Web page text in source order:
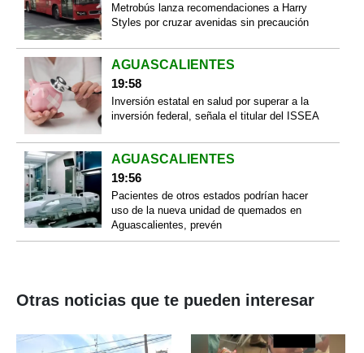
Metrobús lanza recomendaciones a Harry
Styles por cruzar avenidas sin precaución
AGUASCALIENTES
19:58
Inversión estatal en salud por superar a la
inversión federal, señala el titular del ISSEA
AGUASCALIENTES
19:56
Pacientes de otros estados podrían hacer
uso de la nueva unidad de quemados en
Aguascalientes, prevén
Otras noticias que te pueden interesar